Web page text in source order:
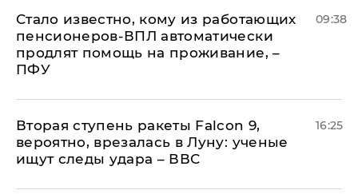
Стало известно, кому из работающих
пенсионеров-ВПЛ автоматически
продлят помощь на проживание, –
ПФУ
09:38
Вторая ступень ракеты Falcon 9,
вероятно, врезалась в Луну: ученые
ищут следы удара – ВВС
16:25